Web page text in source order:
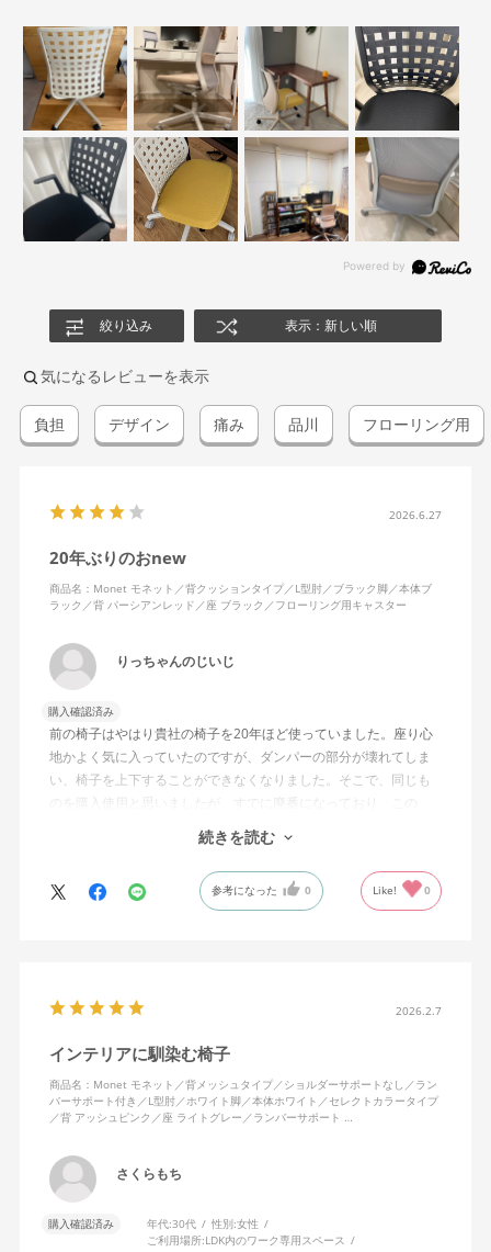
絞り込み 表示：新しい順
気になるレビューを表示
負担 デザイン 痛み 品川 フローリング用
2026.6.27
20年ぶりのおnew
商品名：Monet モネット／背クッションタイプ／L型肘／ブラック脚／本体ブ
ラック／背 パーシアンレッド／座 ブラック／フローリング用キャスター
りっちゃんのじいじ
購入確認済み
前の椅子はやはり貴社の椅子を20年ほど使っていました。座り心
地かよく気に入っていたのですが、ダンパーの部分が壊れてしま
い、椅子を上下することができなくなりました。そこで、同じも
のを購入使用と思いましたが、すでに廃番になっており、この
MonEtを購入しました。やや固めの椅子ですが、使っているうち
になじんでくるのではと思っています。フローリング床で使って
いますが、ややキャスターがよく動きすぎるのが難点でしょう
か。
続きを読む
参考になった 0 Like! 0
2026.2.7
インテリアに馴染む椅子
商品名：Monet モネット／背メッシュタイプ／ショルダーサポートなし／ラン
バーサポート付き／L型肘／ホワイト脚／本体ホワイト／セレクトカラータイプ
／背 アッシュピンク／座 ライトグレー／ランバーサポート …
さくらもち
購入確認済み 年代:30代 性別:女性
ご利用場所:LDK内のワーク専用スペース